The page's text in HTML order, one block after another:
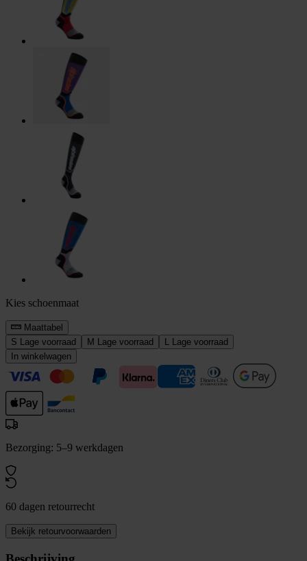
Kies schoenmaat
Maattabel
S
Lage voorraad M Lage voorraad
Lage voorraad
In winkelwagen
Bezorging: 5–9 werkdagen
60 dagen retourrecht
Bekijk retourvoorwaarden